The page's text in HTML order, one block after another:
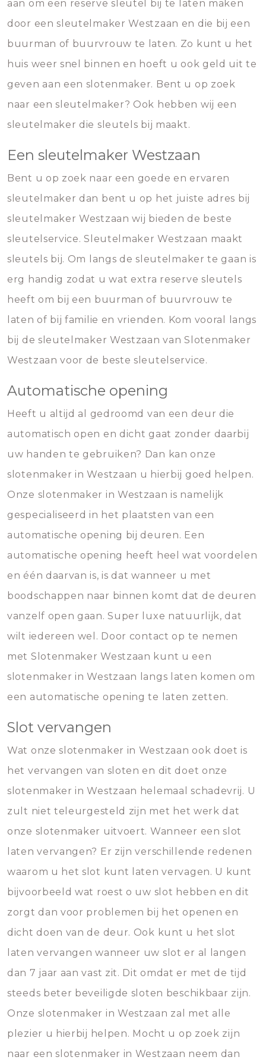
aan om een reserve sleutel bij te laten maken
door een sleutelmaker Westzaan en die bij een
buurman of buurvrouw te laten. Zo kunt u het
huis weer snel binnen en hoeft u ook geld uit te
geven aan een slotenmaker. Bent u op zoek
naar een sleutelmaker? Ook hebben wij een
sleutelmaker die sleutels bij maakt.
Een sleutelmaker Westzaan
Bent u op zoek naar een goede en ervaren
sleutelmaker dan bent u op het juiste adres bij
sleutelmaker Westzaan wij bieden de beste
sleutelservice. Sleutelmaker Westzaan maakt
sleutels bij. Om langs de sleutelmaker te gaan is
erg handig zodat u wat extra reserve sleutels
heeft om bij een buurman of buurvrouw te
laten of bij familie en vrienden. Kom vooral langs
bij de sleutelmaker Westzaan van Slotenmaker
Westzaan voor de beste sleutelservice.
Automatische opening
Heeft u altijd al gedroomd van een deur die
automatisch open en dicht gaat zonder daarbij
uw handen te gebruiken? Dan kan onze
slotenmaker in Westzaan u hierbij goed helpen.
Onze slotenmaker in Westzaan is namelijk
gespecialiseerd in het plaatsten van een
automatische opening bij deuren. Een
automatische opening heeft heel wat voordelen
en één daarvan is, is dat wanneer u met
boodschappen naar binnen komt dat de deuren
vanzelf open gaan. Super luxe natuurlijk, dat
wilt iedereen wel. Door contact op te nemen
met Slotenmaker Westzaan kunt u een
slotenmaker in Westzaan langs laten komen om
een automatische opening te laten zetten.
Slot vervangen
Wat onze slotenmaker in Westzaan ook doet is
het vervangen van sloten en dit doet onze
slotenmaker in Westzaan helemaal schadevrij. U
zult niet teleurgesteld zijn met het werk dat
onze slotenmaker uitvoert. Wanneer een slot
laten vervangen? Er zijn verschillende redenen
waarom u het slot kunt laten vervagen. U kunt
bijvoorbeeld wat roest o uw slot hebben en dit
zorgt dan voor problemen bij het openen en
dicht doen van de deur. Ook kunt u het slot
laten vervangen wanneer uw slot er al langen
dan 7 jaar aan vast zit. Dit omdat er met de tijd
steeds beter beveiligde sloten beschikbaar zijn.
Onze slotenmaker in Westzaan zal met alle
plezier u hierbij helpen. Mocht u op zoek zijn
naar een slotenmaker in Westzaan neem dan